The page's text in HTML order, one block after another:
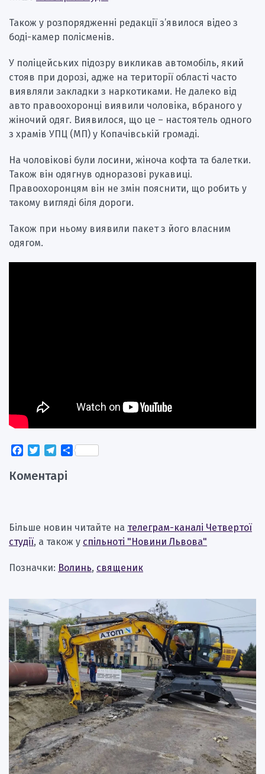
Також у розпорядженні редакції з’явилося відео з
боді-камер полісменів.
У поліцейських підозру викликав автомобіль, який
стояв при дорозі, адже на території області часто
виявляли закладки з наркотиками. Не далеко від
авто правоохоронці виявили чоловіка, вбраного у
жіночий одяг. Виявилося, що це – настоятель одного
з храмів УПЦ (МП) у Копачівській громаді.
На чоловікові були лосини, жіноча кофта та балетки.
Також він одягнув одноразові рукавиці.
Правоохоронцям він не змін пояснити, що робить у
такому вигляді біля дороги.
Також при ньому виявили пакет з його власним
одягом.
Facebook
TwitterTelegram
Поділитися
Коментарі
Більше новин читайте на телеграм-каналі Четвертої
студії, а також у спільноті "Новини Львова"
Позначки: Волинь, священик